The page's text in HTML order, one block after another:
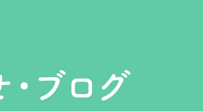
ブログ